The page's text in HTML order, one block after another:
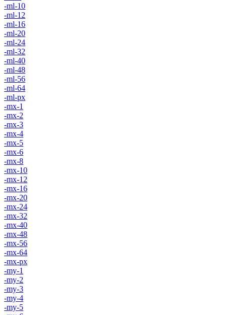
-ml-10
-ml-12
-ml-16
-ml-20
-ml-24
-ml-32
-ml-40
-ml-48
-ml-56
-ml-64
-ml-px
-mx-1
-mx-2
-mx-3
-mx-4
-mx-5
-mx-6
-mx-8
-mx-10
-mx-12
-mx-16
-mx-20
-mx-24
-mx-32
-mx-40
-mx-48
-mx-56
-mx-64
-mx-px
-my-1
-my-2
-my-3
-my-4
-my-5